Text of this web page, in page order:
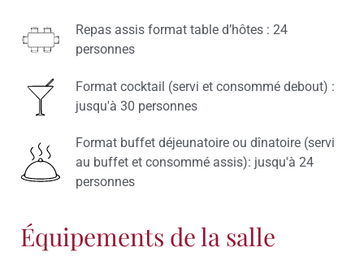
Repas assis format table d’hôtes : 24
personnes
Format cocktail (servi et consommé debout) :
jusqu'à 30 personnes
Format buffet déjeunatoire ou dînatoire (servi
au buffet et consommé assis): jusqu'à 24
personnes
Équipements de la salle